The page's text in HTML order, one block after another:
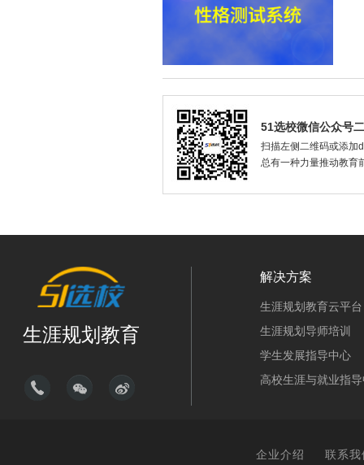
51选校微信公众号
扫描左侧二维码或添加
总有一种力量推动教育
生涯规划教育
解决方案
生涯规划教育云平台
生涯规划导师培训
学生发展指导中心
高校生涯与就业指
企业介绍
联系我